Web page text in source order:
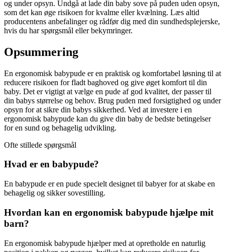
og under opsyn. Undgå at lade din baby sove på puden uden opsyn,
som det kan øge risikoen for kvalme eller kvælning. Læs altid
producentens anbefalinger og rådfør dig med din sundhedsplejerske,
hvis du har spørgsmål eller bekymringer.
Opsummering
En ergonomisk babypude er en praktisk og komfortabel løsning til at
reducere risikoen for fladt baghoved og give øget komfort til din
baby. Det er vigtigt at vælge en pude af god kvalitet, der passer til
din babys størrelse og behov. Brug puden med forsigtighed og under
opsyn for at sikre din babys sikkerhed. Ved at investere i en
ergonomisk babypude kan du give din baby de bedste betingelser
for en sund og behagelig udvikling.
Ofte stillede spørgsmål
Hvad er en babypude?
En babypude er en pude specielt designet til babyer for at skabe en
behagelig og sikker sovestilling.
Hvordan kan en ergonomisk babypude hjælpe mit
barn?
En ergonomisk babypude hjælper med at opretholde en naturlig